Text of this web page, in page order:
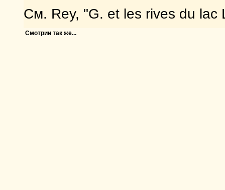
См. Rey, "G. et les rives du lac
Смотрии так же...